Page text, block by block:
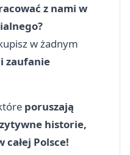
z nami w
w żadnym
zaufanie
poruszają
historie,
Polsce!